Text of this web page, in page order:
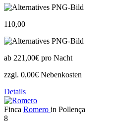
110,00
ab 221,00€ pro Nacht
zzgl. 0,00€ Nebenkosten
Details
Finca Romero in Pollença
8